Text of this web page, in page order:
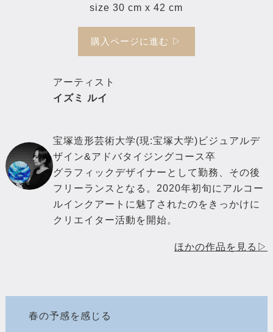
size 30 cm x 42 cm
購入ページに進む ▷
アーティスト
イズミ ルイ
宝塚造形芸術大学(現:宝塚大学)ビジュアルデ
ザイン&アドバタイジングコース卒
グラフィックデザイナーとして勤務、その後
フリーランスとなる。2020年初旬にアルコー
ルインクアートに魅了されたのをきっかけに
クリエイター活動を開始。
ほかの作品を見る▷
春の予感を感じる